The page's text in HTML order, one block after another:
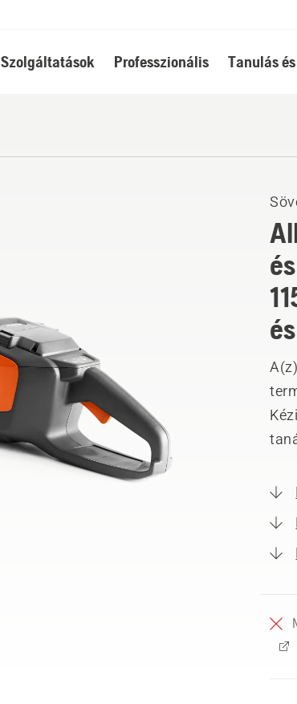
Szolgáltatások Professzionális Tanulás